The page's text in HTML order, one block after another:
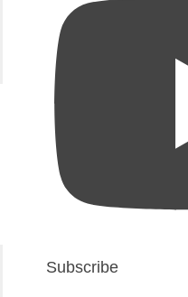
Subscribe